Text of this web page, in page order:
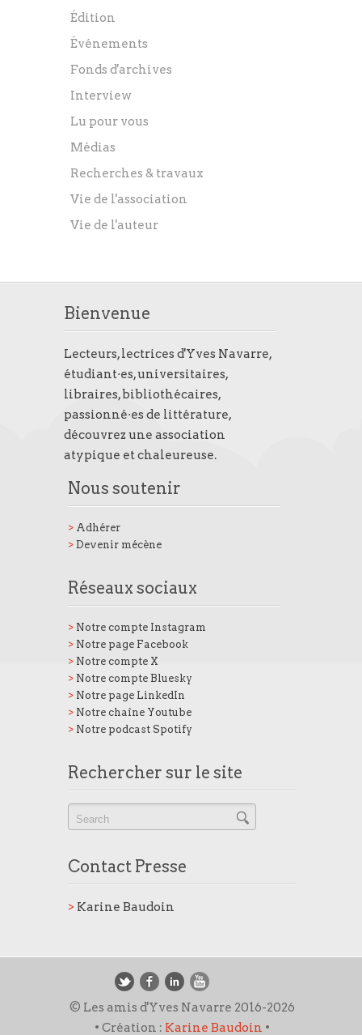
Édition
Événements
Fonds d'archives
Interview
Lu pour vous
Médias
Recherches & travaux
Vie de l'association
Vie de l'auteur
Bienvenue
Lecteurs, lectrices d'Yves Navarre,
étudiant·es, universitaires,
libraires, bibliothécaires,
passionné·es de littérature,
découvrez une association
atypique et chaleureuse.
Nous soutenir
> Adhérer
> Devenir mécène
Réseaux sociaux
> Notre compte Instagram
> Notre page Facebook
> Notre compte X
> Notre compte Bluesky
> Notre page LinkedIn
> Notre chaîne Youtube
> Notre podcast Spotify
Rechercher sur le site
Contact Presse
> Karine Baudoin
© Les amis d'Yves Navarre 2016-2026
• Création : Karine Baudoin •